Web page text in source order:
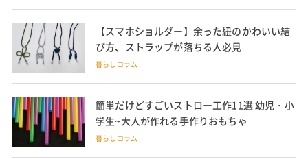
【スマホショルダー】余った紐のかわいい結
び方、ストラップが落ちる人必見
暮らしコラム
簡単だけどすごいストロー工作11選 幼児・小
学生~大人が作れる手作りおもちゃ
暮らしコラム